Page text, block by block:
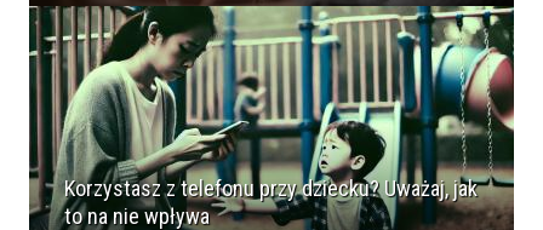
Korzystasz z telefonu przy dziecku? Uważaj, jak
to na nie wpływa